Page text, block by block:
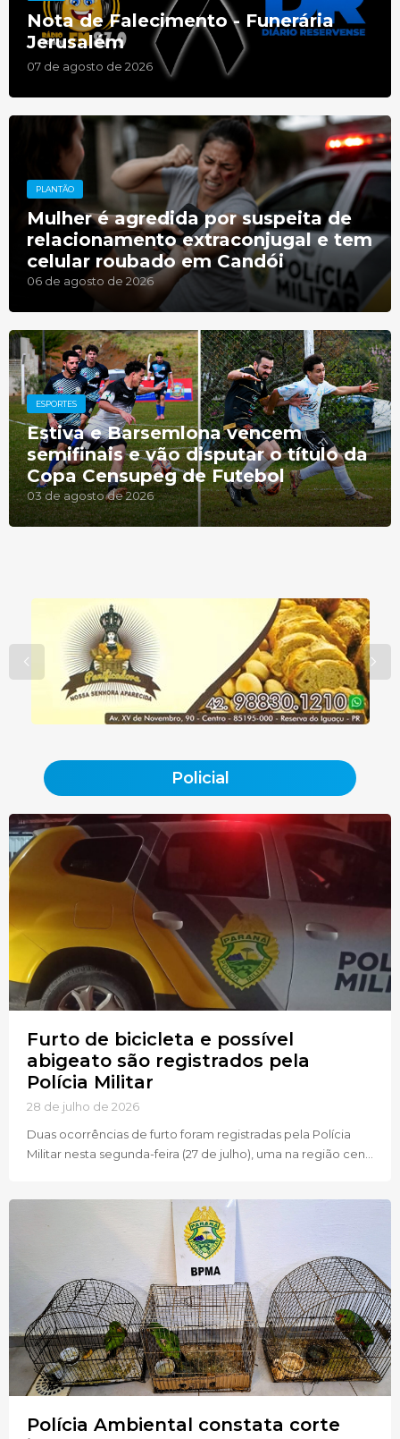
Nota de Falecimento - Funerária
Jerusalém
07 de agosto de 2026
PLANTÃO
Mulher é agredida por suspeita de
relacionamento extraconjugal e tem
celular roubado em Candói
06 de agosto de 2026
ESPORTES
Estiva e Barsemlona vencem
semifinais e vão disputar o título da
Copa Censupeg de Futebol
03 de agosto de 2026
Policial
Furto de bicicleta e possível
abigeato são registrados pela
Polícia Militar
28 de julho de 2026
Duas ocorrências de furto foram registradas pela Polícia
Militar nesta segunda-feira (27 de julho), uma na região cen...
Polícia Ambiental constata corte